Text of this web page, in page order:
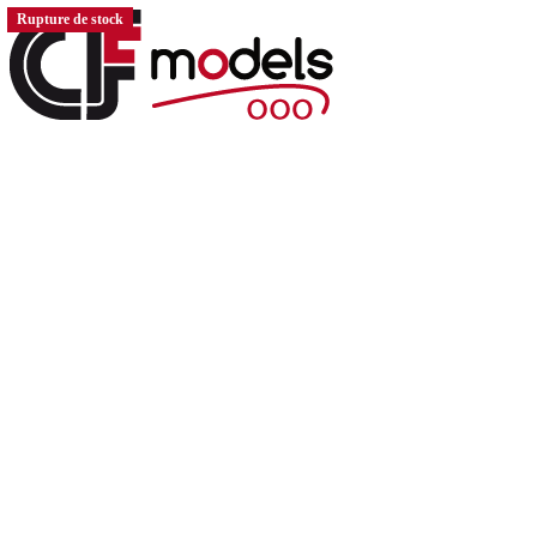
Rupture de stock